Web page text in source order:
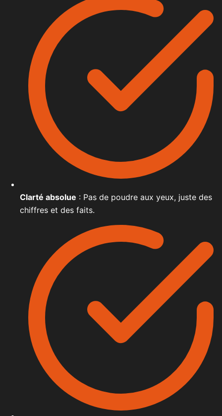
Clarté absolue : Pas de poudre aux yeux, juste des
chiffres et des faits.